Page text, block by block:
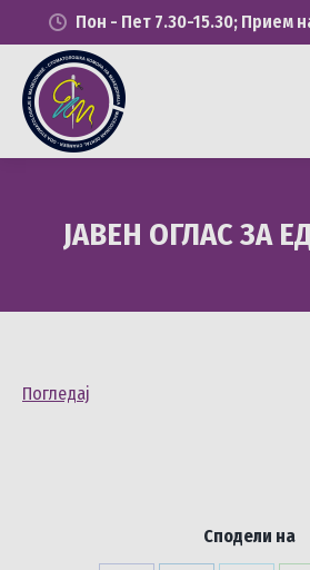
Пон - Пет 7.30-15.30; Прием
ЈАВЕН ОГЛАС ЗА
Погледај
Сподели на